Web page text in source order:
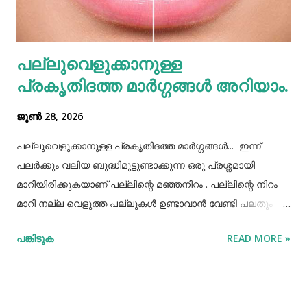
രീതിയല്ല. ഇത് മറ്റുള്ളവർക്ക് നമ്മളെക്കുറിച്ച് വളരെ
തെറ്റിദ്ധാരണ ഉണ്ടാക്കാൻ കാരണമായിത്തീരും. അതുപോലെ
വെള്ളം പോലെയുള്ള സാധനങ്ങൾ ഒരു പാത്രത്തിൽ
കൊണ്ടുവച്ചാൽ അത് അപ്പാടെ കുടിക്കാതെ മറ്റുള്ളവർക്ക്
കൂട...
പല്ലുവെളുക്കാനുള്ള
പ്രകൃതിദത്ത മാര്‍ഗ്ഗങ്ങള്‍ അറിയാം.
ജൂൺ 28, 2026
പല്ലുവെളുക്കാനുള്ള പ്രകൃതിദത്ത മാര്‍ഗ്ഗങ്ങള്‍... ഇന്ന്
പലർക്കും വലിയ ബുദ്ധിമുട്ടുണ്ടാക്കുന്ന ഒരു പ്രശ്നമായി
മാറിയിരിക്കുകയാണ് പല്ലിന്റെ മഞ്ഞനിറം . പല്ലിന്റെ നിറം
മാറി നല്ല വെളുത്ത പല്ലുകൾ ഉണ്ടാവാൻ വേണ്ടി പലതും
പല്ലിന്‍റെ മഞ്ഞനിറം മാറ്റാന്‍ പല മാര്‍ഗ്ഗങ്ങളും
പങ്കിടുക READ MORE »